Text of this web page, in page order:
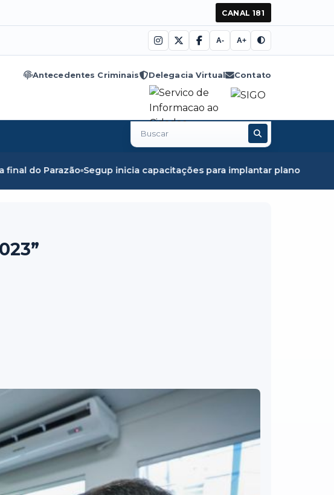
CANAL 181
A- A+
Antecedentes Criminais Delegacia Virtual Contato
Buscar
no
inicia capacitações para implantar plano de enfrentamento ao